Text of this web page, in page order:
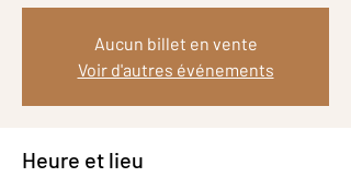
Aucun billet en vente
Voir d'autres événements
Heure et lieu